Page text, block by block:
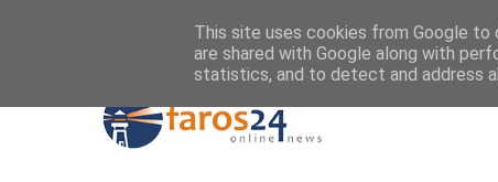
This site uses cookies from Google to
are shared with Google along with
statistics, and to detect and address